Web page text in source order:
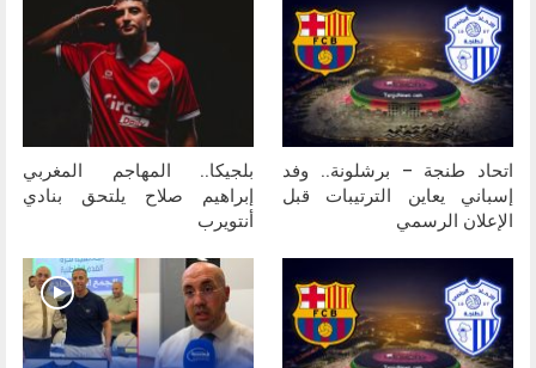
اتحاد طنجة – برشلونة.. وفد
إسباني يعاين الترتيبات قبل
الإعلان الرسمي
بلجيكا.. المهاجم المغربي
إبراهيم صلاح يلتحق بنادي
أنتويرب